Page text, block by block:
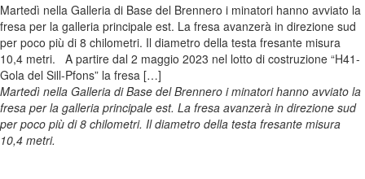
Martedì nella Galleria di Base del Brennero i minatori hanno avviato la
fresa per la galleria principale est. La fresa avanzerà in direzione sud
per poco più di 8 chilometri. Il diametro della testa fresante misura
10,4 metri. A partire dal 2 maggio 2023 nel lotto di costruzione “H41-
Gola del Sill-Pfons” la fresa […]
Martedì nella Galleria di Base del Brennero i minatori hanno avviato la
fresa per la galleria principale est. La fresa avanzerà in direzione sud
per poco più di 8 chilometri. Il diametro della testa fresante misura
10,4 metri.